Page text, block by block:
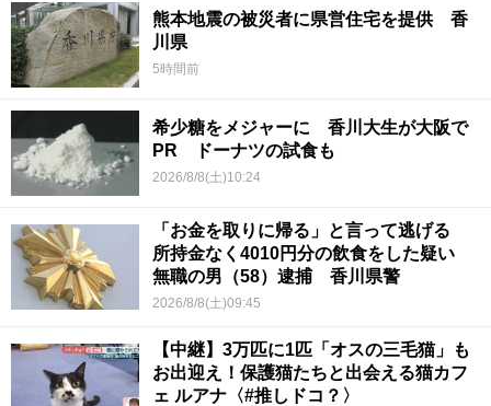
熊本地震の被災者に県営住宅を提供 香
川県
5時間前
希少糖をメジャーに 香川大生が大阪で
PR ドーナツの試食も
2026/8/8(土)10:24
「お金を取りに帰る」と言って逃げる
所持金なく4010円分の飲食をした疑い
無職の男（58）逮捕 香川県警
2026/8/8(土)09:45
【中継】3万匹に1匹「オスの三毛猫」も
お出迎え！保護猫たちと出会える猫カフ
ェ ルアナ〈#推しドコ？〉